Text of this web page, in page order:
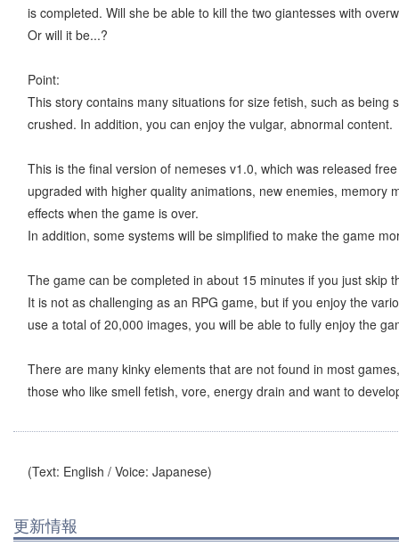
is completed. Will she be able to kill the two giantesses with
Or will it be...?
Point:
This story contains many situations for size fetish, such as being
crushed. In addition, you can enjoy the vulgar, abnormal content.
This is the final version of nemeses v1.0, which was released
upgraded with higher quality animations, new enemies, memory
effects when the game is over.
In addition, some systems will be simplified to make the game
The game can be completed in about 15 minutes if you just skip
It is not as challenging as an RPG game, but if you enjoy the
use a total of 20,000 images, you will be able to fully enjoy the
There are many kinky elements that are not found in most
those who like smell fetish, vore, energy drain and want to
(Text: English / Voice: Japanese)
更新情報